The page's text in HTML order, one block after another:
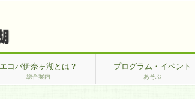
エコパ伊奈ヶ湖とは？
総合案内
プログラム・イベント
あそぶ